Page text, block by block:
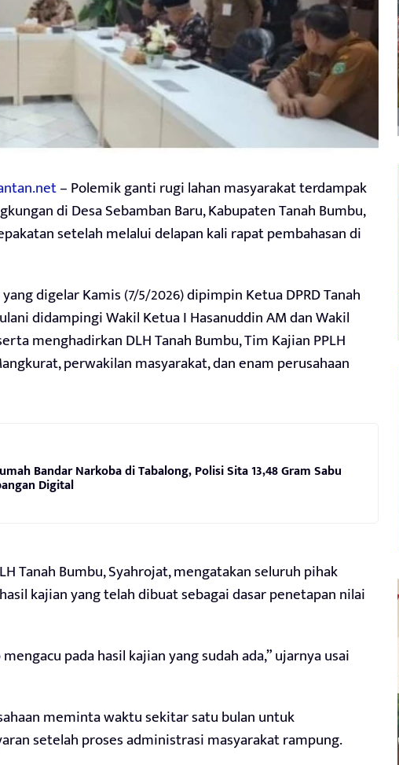
– Polemik ganti rugi lahan masyarakat terdampak
di Desa Sebamban Baru, Kabupaten Tanah Bumbu,
setelah melalui delapan kali rapat pembahasan di
digelar Kamis (7/5/2026) dipimpin Ketua DPRD Tanah
didampingi Wakil Ketua I Hasanuddin AM dan Wakil
menghadirkan DLH Tanah Bumbu, Tim Kajian PPLH
perwakilan masyarakat, dan enam perusahaan
Bandar Narkoba di Tabalong, Polisi Sita 13,48 Gram Sabu
Digital
Tanah Bumbu, Syahrojat, mengatakan seluruh pihak
kajian yang telah dibuat sebagai dasar penetapan nilai
pada hasil kajian yang sudah ada,” ujarnya usai
meminta waktu sekitar satu bulan untuk
setelah proses administrasi masyarakat rampung.